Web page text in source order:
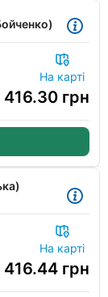
На карті
416.30 грн
На карті
416.44 грн